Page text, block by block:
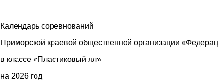
Календарь соревнований
Приморской краевой общественной организации
в классе «Пластиковый ял»
на 2026 год